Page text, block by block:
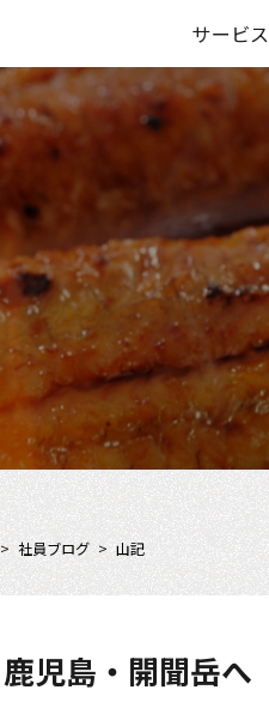
サービス
> 社員ブログ > 山記
鹿児島・開聞岳へ